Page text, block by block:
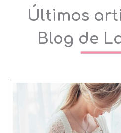
Últimos
Blog de